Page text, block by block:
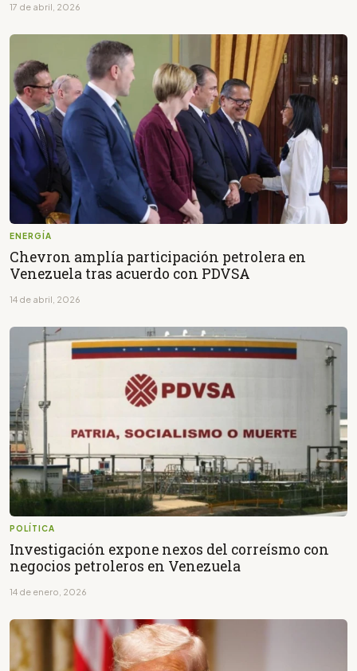
17 de abril, 2026
ENERGÍA
Chevron amplía participación petrolera en
Venezuela tras acuerdo con PDVSA
14 de abril, 2026
POLÍTICA
Investigación expone nexos del correísmo con
negocios petroleros en Venezuela
14 de enero, 2026